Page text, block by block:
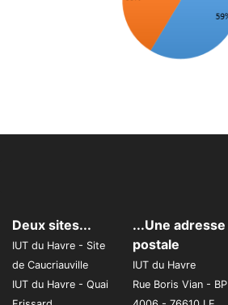
Deux sites...
IUT du Havre - Site
de Caucriauville
IUT du Havre - Quai
...Une adresse
postale
IUT du Havre
Rue Boris Vian - BP